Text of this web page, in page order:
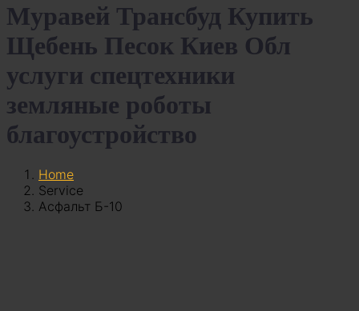
Муравей Трансбуд Купить
Щебень Песок Киев Обл
услуги спецтехники
земляные роботы
благоустройство
Home
Service
Асфальт Б-10